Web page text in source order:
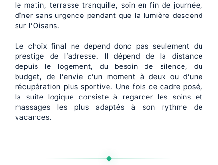
le matin, terrasse tranquille, soin en fin de journée,
dîner sans urgence pendant que la lumière descend
sur l’Oisans.
Le choix final ne dépend donc pas seulement du
prestige de l’adresse. Il dépend de la distance
depuis le logement, du besoin de silence, du
budget, de l’envie d’un moment à deux ou d’une
récupération plus sportive. Une fois ce cadre posé,
la suite logique consiste à regarder les soins et
massages les plus adaptés à son rythme de
vacances.